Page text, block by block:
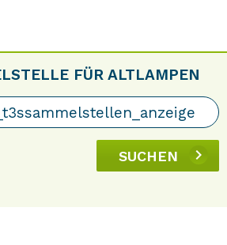
FÜR ALTLAMPEN
SUCHEN